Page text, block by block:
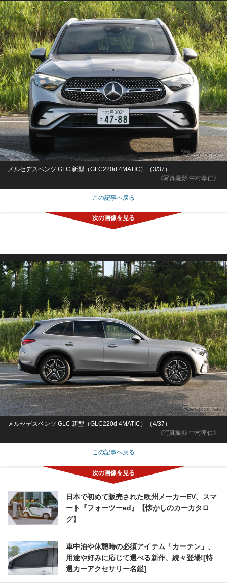
《写真撮影 中村孝仁》
メルセデスベンツ GLC 新型（GLC220d 4MATIC）（3/37）
この記事へ戻る
《写真撮影 中村孝仁》
メルセデスベンツ GLC 新型（GLC220d 4MATIC）（4/37）
この記事へ戻る
日本で初めて販売された欧州メーカーEV、スマ
ート『フォーツーed』【懐かしのカーカタロ
グ】
車中泊や休憩時の必須アイテム「カーテン」、
用途や好みに応じて選べる新作、続々登場![特
選カーアクセサリー名鑑]